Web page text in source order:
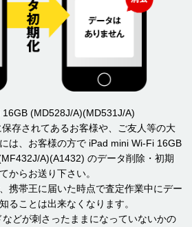
(MD528J/A)(MD531J/A)
存されてあるお客様や、ご友人等の大
は、お客様の方で iPad mini Wi-Fi 16GB
A)(A1432) のデータ削除・初期
からお送り下さい。
携帯王に届いた時点で査定作業中にデー
ることは出来なくなります。
どが刺さったままになっていないかの